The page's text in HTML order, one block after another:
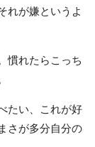
れが嫌というよ
慣れたらこっち
たい、これが好
さが多分自分の